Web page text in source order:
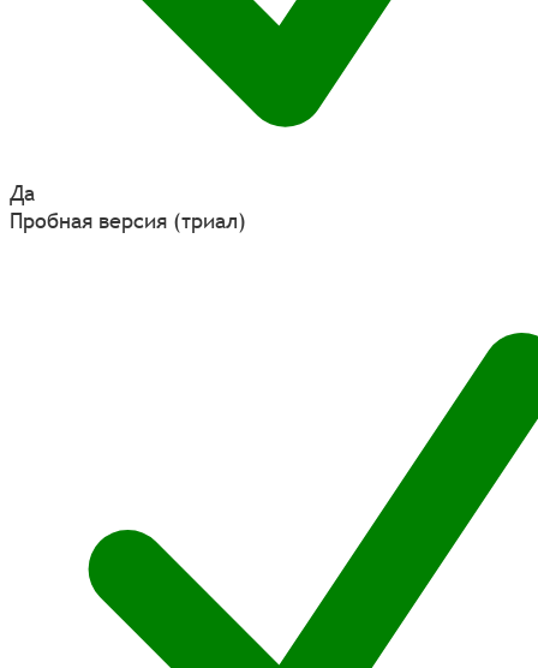
Да
Пробная версия (триал)